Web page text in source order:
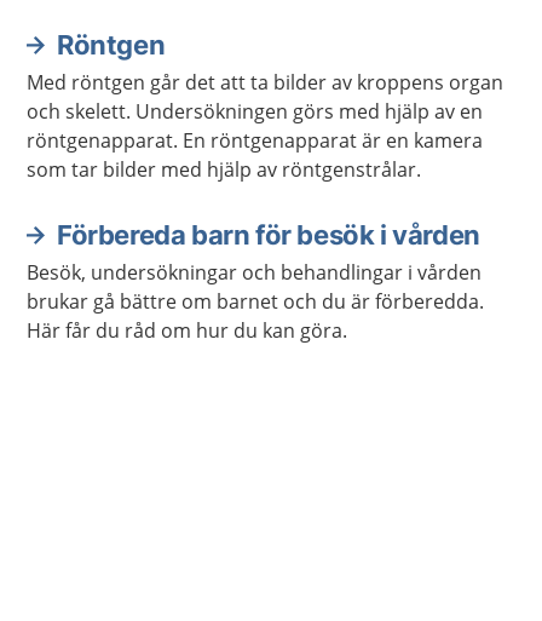
Röntgen
Med röntgen går det att ta bilder av kroppens organ
och skelett. Undersökningen görs med hjälp av en
röntgenapparat. En röntgenapparat är en kamera
som tar bilder med hjälp av röntgenstrålar.
Förbereda barn för besök i vården
Besök, undersökningar och behandlingar i vården
brukar gå bättre om barnet och du är förberedda.
Här får du råd om hur du kan göra.